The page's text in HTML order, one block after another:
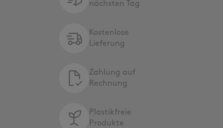
nächsten Tag
Kostenlose
Lieferung
Zahlung auf
Rechnung
Plastikfreie
Produkte